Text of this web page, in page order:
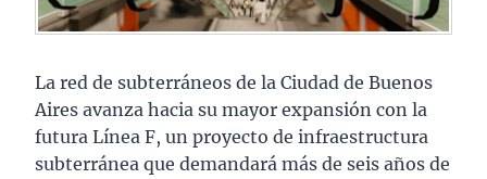
La red de subterráneos de la Ciudad de Buenos
Aires avanza hacia su mayor expansión con la
futura Línea F, un proyecto de infraestructura
subterránea que demandará más de seis años de